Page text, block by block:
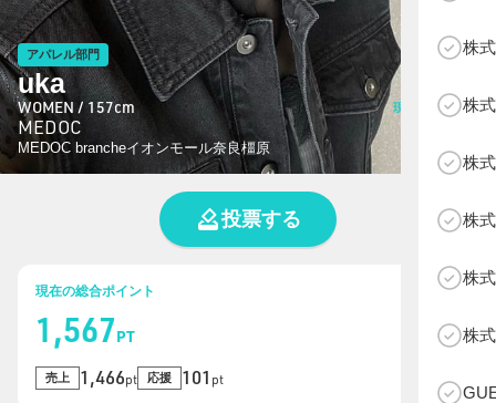
Follow Us
株
株
株
株
株
株
アパレル部門
uka
WOMEN / 157cm
MEDOC
MEDOC brancheイオンモール奈良橿原
現在の総投票数
134
投票する
現在の総合ポイント
1,567PT
売上 1,466pt 応援 101 pt